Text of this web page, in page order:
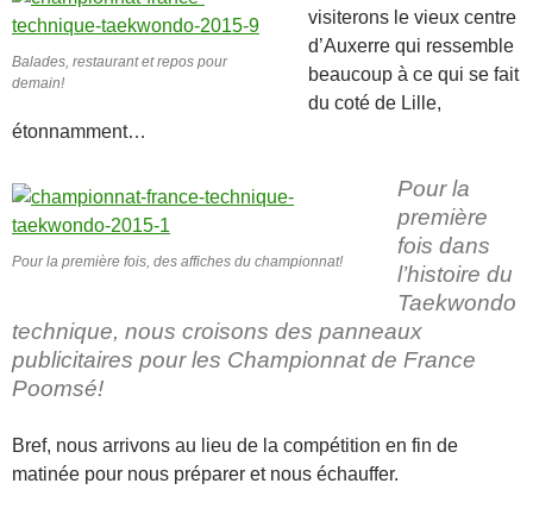
Balades, restaurant et repos pour
demain!
visiterons le vieux centre
d’Auxerre qui ressemble
beaucoup à ce qui se fait
du coté de Lille,
étonnamment…
Pour la première fois, des affiches du championnat!
Pour la
première
fois dans
l’histoire du
Taekwondo
technique, nous croisons des panneaux
publicitaires pour les Championnat de France
Poomsé!
Bref, nous arrivons au lieu de la compétition en fin de
matinée pour nous préparer et nous échauffer.